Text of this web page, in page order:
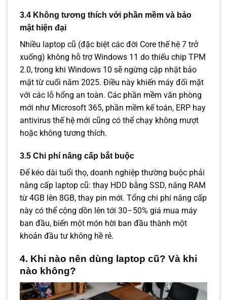
3.4 Không tương thích với phần mềm và bảo
mật hiện đại
Nhiều laptop cũ (đặc biệt các đời Core thế hệ 7 trở
xuống) không hỗ trợ Windows 11 do thiếu chip TPM
2.0, trong khi Windows 10 sẽ ngừng cập nhật bảo
mật từ cuối năm 2025. Điều này khiến máy đối mặt
với các lỗ hổng an toàn. Các phần mềm văn phòng
mới như Microsoft 365, phần mềm kế toán, ERP hay
antivirus thế hệ mới cũng có thể chạy không mượt
hoặc không tương thích.
3.5 Chi phí nâng cấp bắt buộc
Để kéo dài tuổi thọ, doanh nghiệp thường buộc phải
nâng cấp laptop cũ: thay HDD bằng SSD, nâng RAM
từ 4GB lên 8GB, thay pin mới. Tổng chi phí nâng cấp
này có thể cộng dồn lên tới 30–50% giá mua máy
ban đầu, biến một món hời ban đầu thành một
khoản đầu tư không hề rẻ.
4. Khi nào nên dùng laptop cũ? Và khi
nào không?